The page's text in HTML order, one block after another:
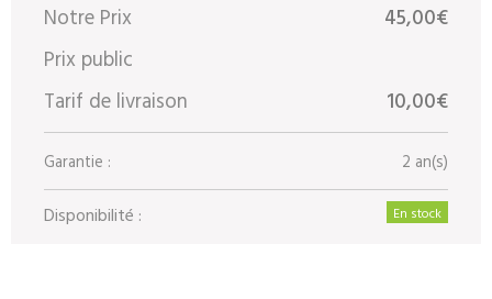
Notre Prix
45,00€
Prix public
Tarif de livraison
10,00€
Garantie : 2 an(s)
Disponibilité : En stock